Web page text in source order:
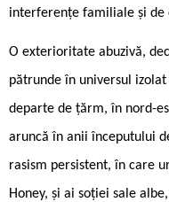
interferențe familiale și de
O exterioritate abuzivă,
pătrunde în universul
departe de țărm, în nord-
aruncă în anii începutului
rasism persistent, în care
Honey, și ai soției sale